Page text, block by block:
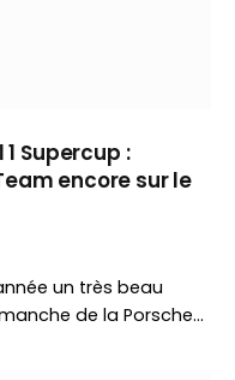
Supercup :
encore sur le
un très beau
de la Porsche…